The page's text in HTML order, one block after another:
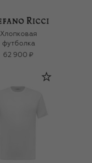
Хлопковая
футболка
62 900 ₽